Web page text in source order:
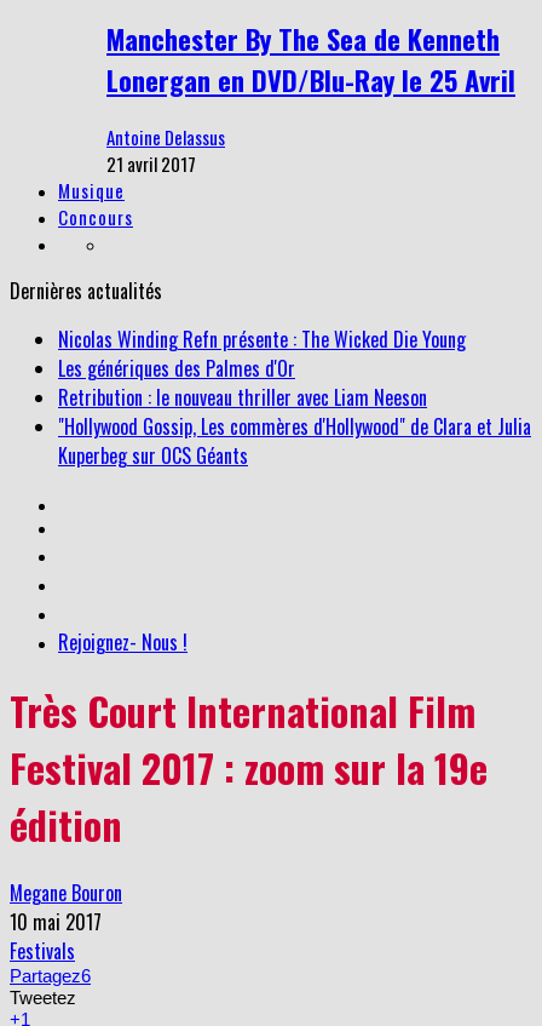
Manchester By The Sea de Kenneth
Lonergan en DVD/Blu-Ray le 25 Avril
Antoine Delassus
21 avril 2017
Musique
Concours
Dernières actualités
Nicolas Winding Refn présente : The Wicked Die Young
Les génériques des Palmes d'Or
Retribution : le nouveau thriller avec Liam Neeson
"Hollywood Gossip, Les commères d'Hollywood" de Clara et Julia
Kuperbeg sur OCS Géants
Rejoignez- Nous !
Très Court International Film
Festival 2017 : zoom sur la 19e
édition
Megane Bouron
10 mai 2017
Festivals
Partagez6
Tweetez
+1